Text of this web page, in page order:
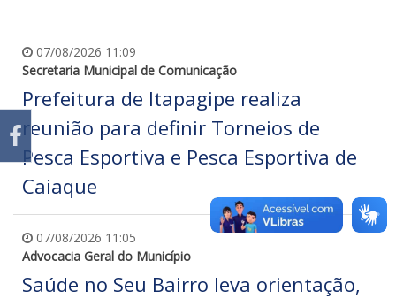
07/08/2026 11:09
Secretaria Municipal de Comunicação
Prefeitura de Itapagipe realiza
reunião para definir Torneios de
Pesca Esportiva e Pesca Esportiva de
Caiaque
07/08/2026 11:05
Advocacia Geral do Município
Saúde no Seu Bairro leva orientação,